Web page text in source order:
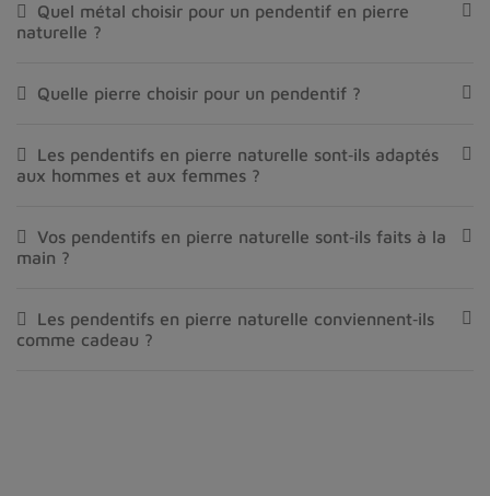
Quel métal choisir pour un pendentif en pierre
naturelle ?
Quelle pierre choisir pour un pendentif ?
Les pendentifs en pierre naturelle sont‑ils adaptés
aux hommes et aux femmes ?
Vos pendentifs en pierre naturelle sont‑ils faits à la
main ?
Les pendentifs en pierre naturelle conviennent‑ils
comme cadeau ?